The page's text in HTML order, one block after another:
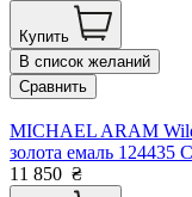
Купить
В список желаний
Сравнить
MICHAEL ARAM
золота емаль
11 850 ₴